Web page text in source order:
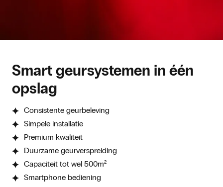
Smart geursystemen in één
opslag
Consistente geurbeleving
Simpele installatie
Premium kwaliteit
Duurzame geurverspreiding
Capaciteit tot wel 500m²
Smartphone bediening